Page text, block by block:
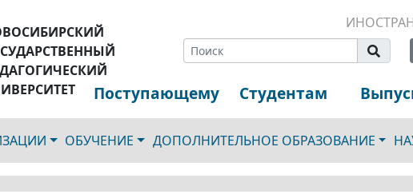
Поступающему Студентам
ОБУЧЕНИЕ ДОПОЛНИТЕЛЬНОЕ ОБРАЗОВАНИЕ